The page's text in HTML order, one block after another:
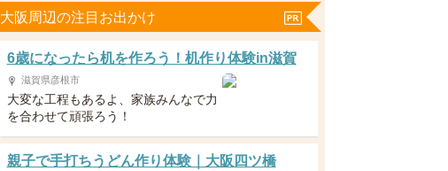
大阪周辺の注目お出かけ
6歳になったら机を作ろう！机作り体験in滋賀
滋賀県彦根市
大変な工程もあるよ、家族みんなで力
を合わせて頑張ろう！
親子で手打ちうどん作り体験｜大阪四ツ橋